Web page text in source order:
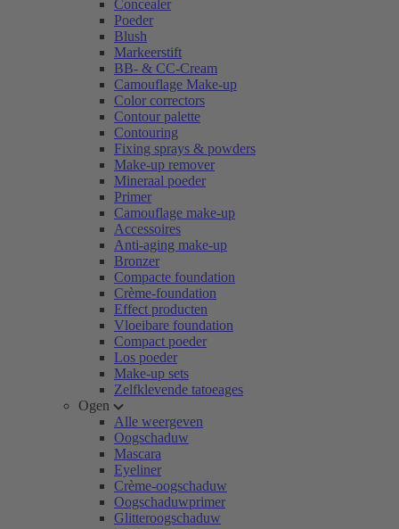
Concealer
Poeder
Blush
Markeerstift
BB- & CC-Cream
Camouflage Make-up
Color correctors
Contour palette
Contouring
Fixing sprays & powders
Make-up remover
Mineraal poeder
Primer
Camouflage make-up
Accessoires
Anti-aging make-up
Bronzer
Compacte foundation
Crème-foundation
Effect producten
Vloeibare foundation
Compact poeder
Los poeder
Make-up sets
Zelfklevende tatoeages
Ogen
Alle weergeven
Oogschaduw
Mascara
Eyeliner
Crème-oogschaduw
Oogschaduwprimer
Glitteroogschaduw